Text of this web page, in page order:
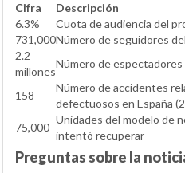
Cifra
Descripción
6.3%
Cuota de audiencia del
731,000Número de seguidores
2.2
millones
Número de espectadores
158
Número de accidentes
defectuosos en España
75,000
Unidades del modelo de
intentó recuperar
Preguntas sobre la